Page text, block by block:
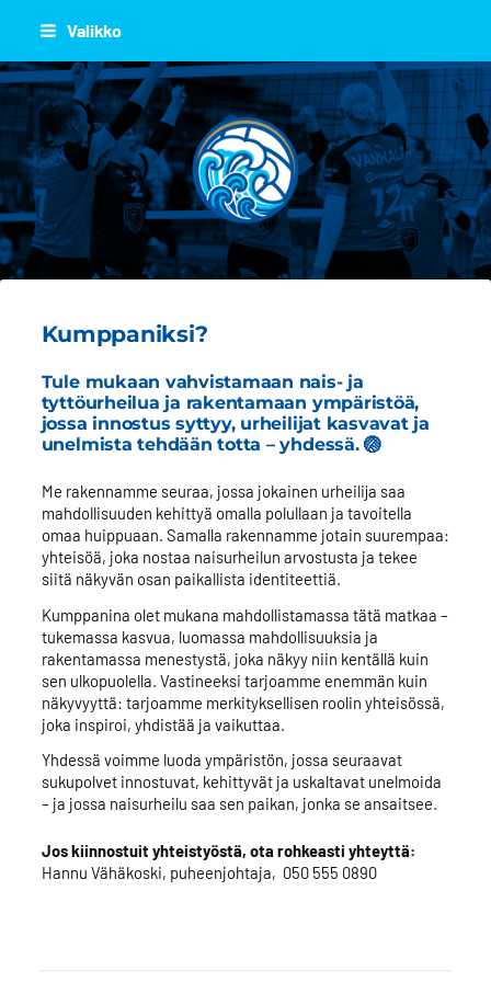
Siirry
sivun
sisältöön
Valikko
JOEN JUJU
Kumppaniksi?
Tule mukaan vahvistamaan nais- ja
tyttöurheilua ja rakentamaan ympäristöä,
jossa innostus syttyy, urheilijat kasvavat ja
unelmista tehdään totta – yhdessä. 🏐
Me rakennamme seuraa, jossa jokainen urheilija saa
mahdollisuuden kehittyä omalla polullaan ja tavoitella
omaa huippuaan. Samalla rakennamme jotain suurempaa:
yhteisöä, joka nostaa naisurheilun arvostusta ja tekee
siitä näkyvän osan paikallista identiteettiä.
Kumppanina olet mukana mahdollistamassa tätä matkaa –
tukemassa kasvua, luomassa mahdollisuuksia ja
rakentamassa menestystä, joka näkyy niin kentällä kuin
sen ulkopuolella. Vastineeksi tarjoamme enemmän kuin
näkyvyyttä: tarjoamme merkityksellisen roolin yhteisössä,
joka inspiroi, yhdistää ja vaikuttaa.
Yhdessä voimme luoda ympäristön, jossa seuraavat
sukupolvet innostuvat, kehittyvät ja uskaltavat unelmoida
– ja jossa naisurheilu saa sen paikan, jonka se ansaitsee.
Jos kiinnostuit yhteistyöstä, ota rohkeasti yhteyttä:
Hannu Vähäkoski, puheenjohtaja, 050 555 0890